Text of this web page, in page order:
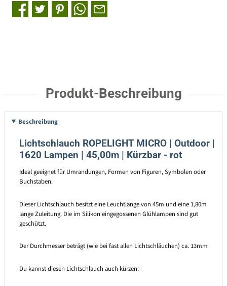
Produkt-Beschreibung
Beschreibung
Lichtschlauch ROPELIGHT MICRO | Outdoor |
1620 Lampen | 45,00m | Kürzbar - rot
Ideal geeignet für Umrandungen, Formen von Figuren, Symbolen oder
Buchstaben.
Dieser Lichtschlauch besitzt eine Leuchtlänge von 45m und eine 1,80m
lange Zuleitung. Die im Silikon eingegossenen Glühlampen sind gut
geschützt.
Der Durchmesser beträgt (wie bei fast allen Lichtschläuchen) ca. 13mm
Du kannst diesen Lichtschlauch auch kürzen: